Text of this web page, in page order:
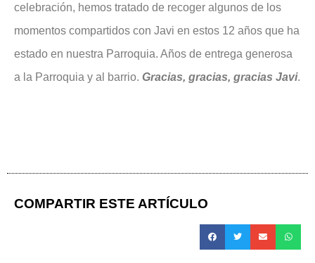
celebración, hemos tratado de recoger algunos de los
momentos compartidos con Javi en estos 12 años que ha
estado en nuestra Parroquia. Años de entrega generosa
a la Parroquia y al barrio. Gracias, gracias, gracias Javi.
COMPARTIR ESTE ARTÍCULO